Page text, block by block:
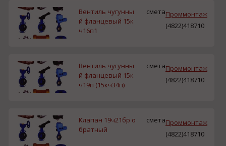
Вентиль чугунны
й фланцевый 15к
ч16п1
сметаПроммонтаж
(4822)418710
Вентиль чугунны
й фланцевый 15к
ч19п (15кч34п)
сметаПроммонтаж
(4822)418710
Клапан 19ч21бр о
братный
сметаПроммонтаж
(4822)418710